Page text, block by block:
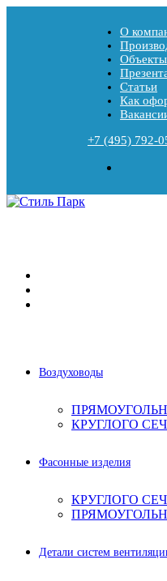
О
Объекты
Статьи
Как
+7 (495) 792-
Воздуховоды
КРУГЛОГО
Фасонные изделия
КРУГЛОГО
Детали систем